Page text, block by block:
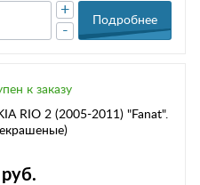
-
+
Подробнее
к заказу
2011) "Fanat".